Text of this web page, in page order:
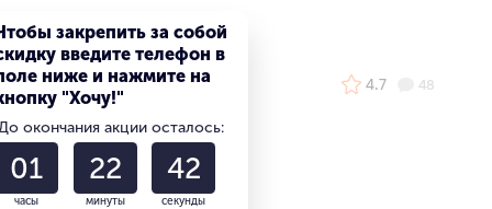
4.7 48
закрепить за собой
введите телефон в
ниже и нажмите на
"Хочу!"
окончания акции осталось:
01
часы
22
минуты
42
секунды